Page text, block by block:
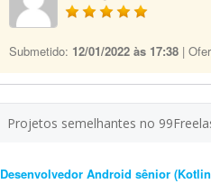
Submetido: 12/01/2022 às 17:38 |
Projetos semelhantes no
Desenvolvedor Android sênior